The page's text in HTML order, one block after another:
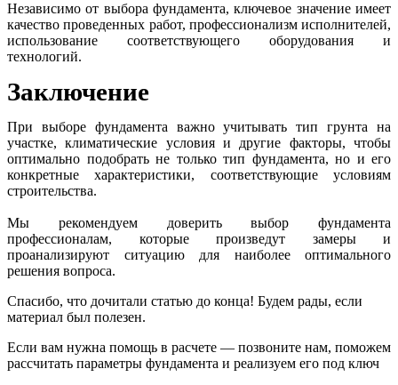
Независимо от выбора фундамента, ключевое значение имеет
качество проведенных работ, профессионализм исполнителей,
использование соответствующего оборудования и
технологий.
Заключение
При выборе фундамента важно учитывать тип грунта на
участке, климатические условия и другие факторы, чтобы
оптимально подобрать не только тип фундамента, но и его
конкретные характеристики, соответствующие условиям
строительства.
Мы рекомендуем доверить выбор фундамента
профессионалам, которые произведут замеры и
проанализируют ситуацию для наиболее оптимального
решения вопроса.
Спасибо, что дочитали статью до конца! Будем рады, если
материал был полезен.
Если вам нужна помощь в расчете — позвоните нам, поможем
рассчитать параметры фундамента и реализуем его под ключ